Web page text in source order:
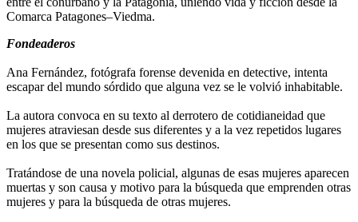
Comarca Patagones–Viedma.
Fondeaderos
Ana Fernández, fotógrafa forense devenida en detective, intenta
escapar del mundo sórdido que alguna vez se le volvió inhabitable.
La autora convoca en su texto al derrotero de cotidianeidad que
mujeres atraviesan desde sus diferentes y a la vez repetidos lugares
en los que se presentan como sus destinos.
Tratándose de una novela policial, algunas de esas mujeres aparecen
muertas y son causa y motivo para la búsqueda que emprenden otras
mujeres y para la búsqueda de otras mujeres.